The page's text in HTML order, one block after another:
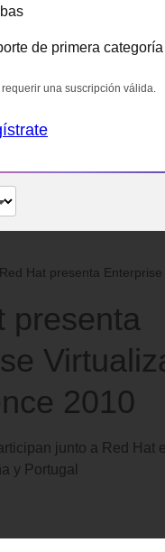
de primera categoría
una suscripción válida.
Red Hat presenta Enterprise
presenta
2010
junto a Red Hat
y Portugal